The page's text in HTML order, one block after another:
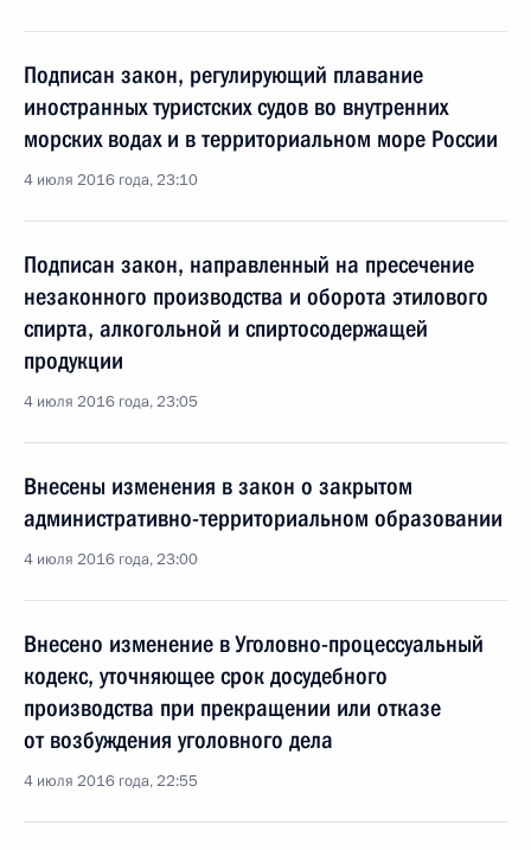
Подписан закон, регулирующий плавание
иностранных туристских судов во внутренних
морских водах и в территориальном море России
4 июля 2016 года, 23:10
Подписан закон, направленный на пресечение
незаконного производства и оборота этилового
спирта, алкогольной и спиртосодержащей
продукции
4 июля 2016 года, 23:05
Внесены изменения в закон о закрытом
административно-территориальном образовании
4 июля 2016 года, 23:00
Внесено изменение в Уголовно-процессуальный
кодекс, уточняющее срок досудебного
производства при прекращении или отказе
от возбуждения уголовного дела
4 июля 2016 года, 22:55